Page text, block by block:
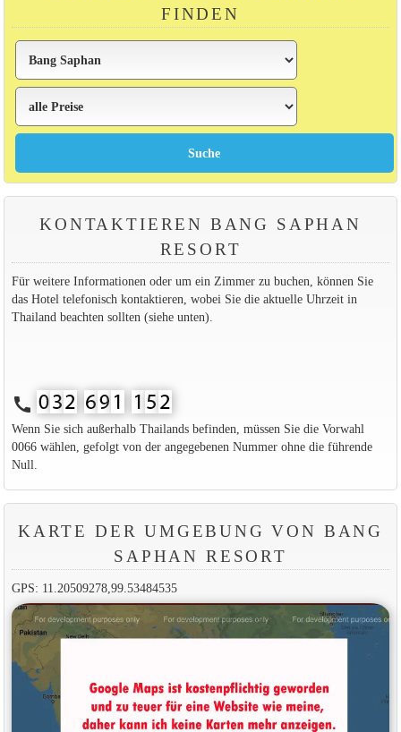
FINDEN
KONTAKTIEREN BANG SAPHAN
RESORT
Für weitere Informationen oder um ein Zimmer zu buchen, können Sie
das Hotel telefonisch kontaktieren, wobei Sie die aktuelle Uhrzeit in
Thailand beachten sollten (siehe unten).
call
Wenn Sie sich außerhalb Thailands befinden, müssen Sie die Vorwahl
0066 wählen, gefolgt von der angegebenen Nummer ohne die führende
Null.
KARTE DER UMGEBUNG VON BANG
SAPHAN RESORT
GPS: 11.20509278,99.53484535